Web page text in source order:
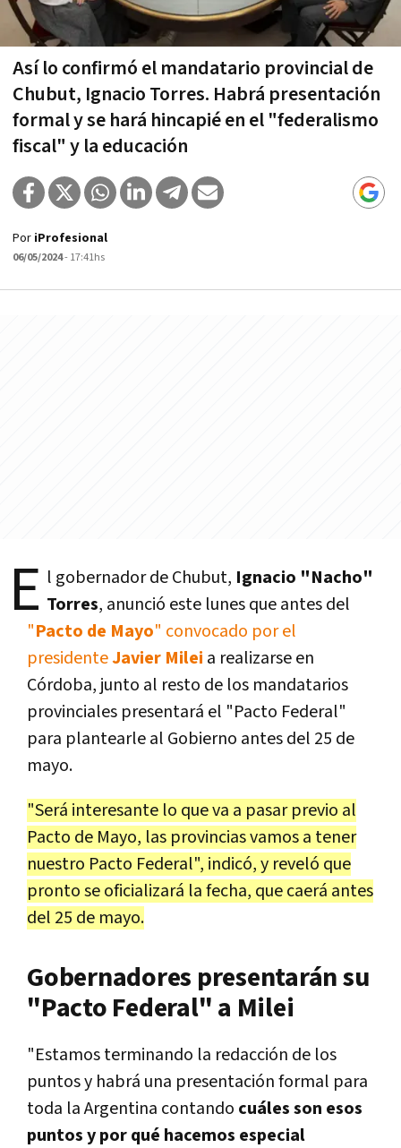
Así lo confirmó el mandatario provincial de
Chubut, Ignacio Torres. Habrá presentación
formal y se hará hincapié en el "federalismo
fiscal" y la educación
Por iProfesional
06/05/2024- 17:41hs
E l gobernador de Chubut, Ignacio "Nacho"
Torres, anunció este lunes que antes del
"Pacto de Mayo" convocado por el
presidenteJavier Milei a realizarse en
Córdoba, junto al resto de los mandatarios
provinciales presentará el "Pacto Federal"
para plantearle al Gobierno antes del 25 de
mayo.
"Será interesante lo que va a pasar previo al
Pacto de Mayo, las provincias vamos a tener
nuestro Pacto Federal", indicó, y reveló que
pronto se oficializará la fecha, que caerá antes
del 25 de mayo.
Gobernadores presentarán su
"Pacto Federal" a Milei
"Estamos terminando la redacción de los
puntos y habrá una presentación formal para
toda la Argentina contando cuáles son esos
puntos y por qué hacemos especial